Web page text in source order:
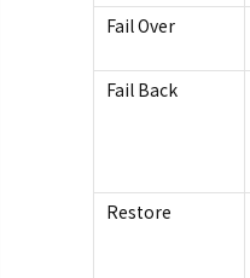
Fail Over
Fail Back
Restore